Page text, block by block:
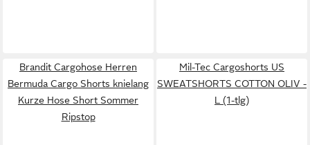
Brandit Cargohose Herren
Bermuda Cargo Shorts knielang
Kurze Hose Short Sommer
Ripstop
Mil-Tec Cargoshorts US
SWEATSHORTS COTTON OLIV -
L (1-tlg)